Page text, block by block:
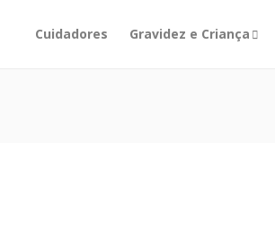
Cuidadores Gravidez e Criança